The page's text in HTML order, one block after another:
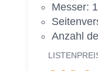
Mes­ser:
An­zahl